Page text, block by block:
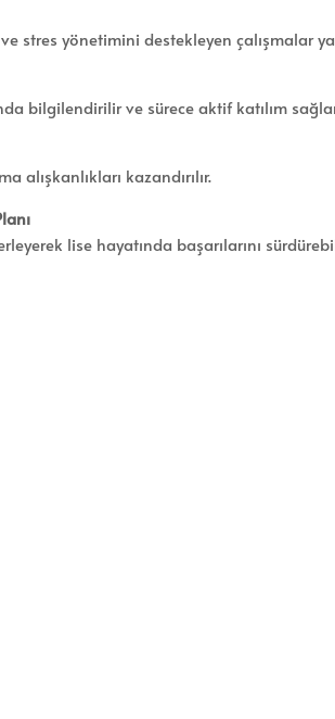
stres yönetimini destekleyen çalışmalar
bilgilendirilir ve sürece aktif katılım
alışkanlıkları kazandırılır.
lise hayatında başarılarını